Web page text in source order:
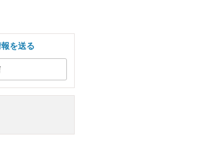
を送る